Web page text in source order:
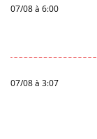
07/08 à 6:00
07/08 à 3:07